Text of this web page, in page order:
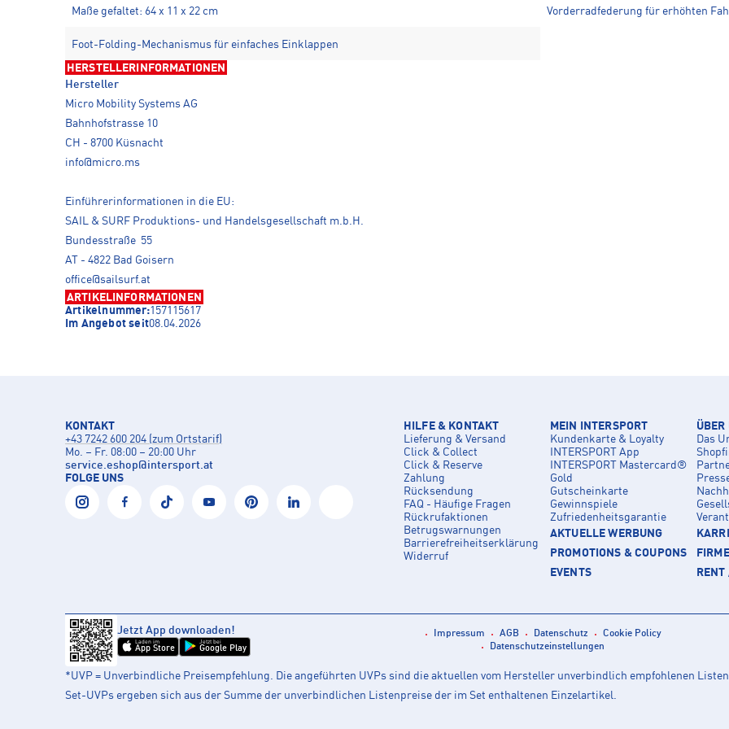
Maße gefaltet: 64 x 11 x 22 cm Vorderradfederung für erhöhten
Foot-Folding-Mechanismus für einfaches Einklappen
HERSTELLERINFORMATIONEN
Hersteller
Micro Mobility Systems AG
Bahnhofstrasse 10
CH - 8700 Küsnacht
info@micro.ms
Einführerinformationen in die EU:
SAIL & SURF Produktions- und Handelsgesellschaft m.b.H.
Bundesstraße 55
AT - 4822 Bad Goisern
office@sailsurf.at
ARTIKELINFORMATIONEN
Artikelnummer:157115617
Im Angebot seit08.04.2026
KONTAKT
+43 7242 600 204 (zum Ortstarif)
Mo. – Fr. 08:00 – 20:00 Uhr
service.eshop@intersport.at
FOLGE UNS
HILFE & KONTAKT
Lieferung & Versand
Click & Collect
Click & Reserve
Zahlung
Rücksendung
FAQ - Häufige Fragen
Rückrufaktionen
Betrugswarnungen
Barrierefreiheitserklärung
Widerruf
MEIN INTERSPORT
Kundenkarte & Loyalty
INTERSPORT App
INTERSPORT Mastercard®
Gold
Gutscheinkarte
Gewinnspiele
Zufriedenheitsgarantie
AKTUELLE WERBUNG
PROMOTIONS & COUPONS
EVENTS
ÜBER
Das
RENT
Jetzt App downloaden!
Laden im
App Store
Jetzt bei
Google Play
Impressum AGB Datenschutz
Cookie Policy
Datenschutzeinstellungen
*UVP = Unverbindliche Preisempfehlung. Die angeführten UVPs sind die aktuellen vom Hersteller unverbindlich empfohlenen
Set-UVPs ergeben sich aus der Summe der unverbindlichen Listenpreise der im Set enthaltenen Einzelartikel.